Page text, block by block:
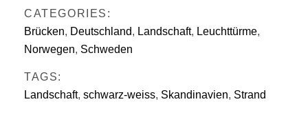
CATEGORIES:
Brücken, Deutschland, Landschaft, Leuchttürme,
Norwegen, Schweden
TAGS:
Landschaft, schwarz-weiss, Skandinavien, Strand